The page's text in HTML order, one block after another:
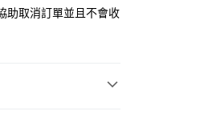
查看运费
助取消訂單並且不會收